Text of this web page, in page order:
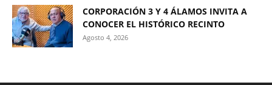
CORPORACIÓN 3 Y 4 ÁLAMOS INVITA A
CONOCER EL HISTÓRICO RECINTO
Agosto 4, 2026